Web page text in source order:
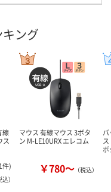
ング
線
ス
件)
込）
マウス 有線マウス 3ボタ
ン M-LE10URX エレコム
￥780～ （税込）